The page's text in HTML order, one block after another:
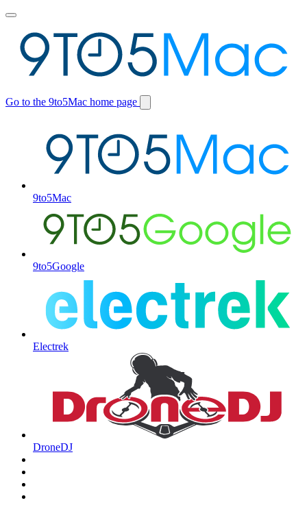
Toggle
menu
Go to the 9to5Mac home page
Switch
9to5Mac
9to5Google
Electrek
DroneDJ